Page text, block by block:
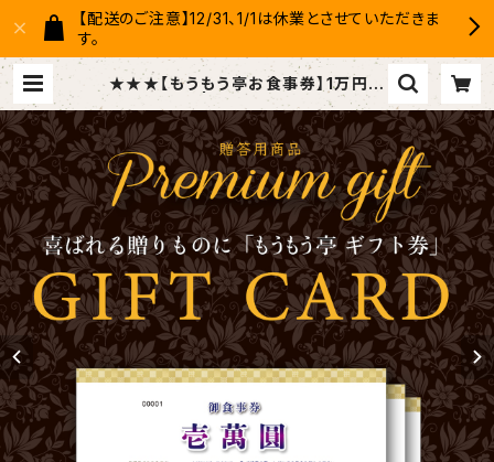
【配送のご注意】12/31、1/1は休業とさせていただきま
す。
★★★【もうもう亭お食事券】1万円券
| もうもう亭